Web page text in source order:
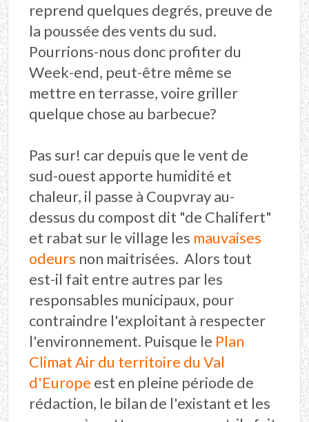
reprend quelques degrés, preuve de
la poussée des vents du sud.
Pourrions-nous donc profiter du
Week-end, peut-être même se
mettre en terrasse, voire griller
quelque chose au barbecue?
Pas sur! car depuis que le vent de
sud-ouest apporte humidité et
chaleur, il passe à Coupvray au-
dessus du compost dit "de Chalifert"
et rabat sur le village les mauvaises
odeurs non maitrisées. Alors tout
est-il fait entre autres par les
responsables municipaux, pour
contraindre l'exploitant à respecter
l'environnement. Puisque le Plan
Climat Air du territoire du Val
d'Europe est en pleine période de
rédaction, le bilan de l'existant et les